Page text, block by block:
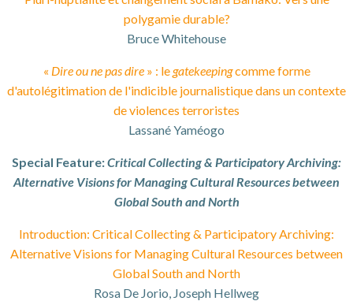
polygamie durable?
Bruce Whitehouse
« Dire ou ne pas dire» : legatekeepingcomme forme
d'autolégitimation de l'indicible journalistique dans un contexte
de violences terroristes
Lassané Yaméogo
Special Feature:Critical Collecting & Participatory Archiving:
Alternative Visions for Managing Cultural Resources between
Global South and North
Introduction: Critical Collecting & Participatory Archiving:
Alternative Visions for Managing Cultural Resources between
Global South and North
Rosa De Jorio, Joseph Hellweg